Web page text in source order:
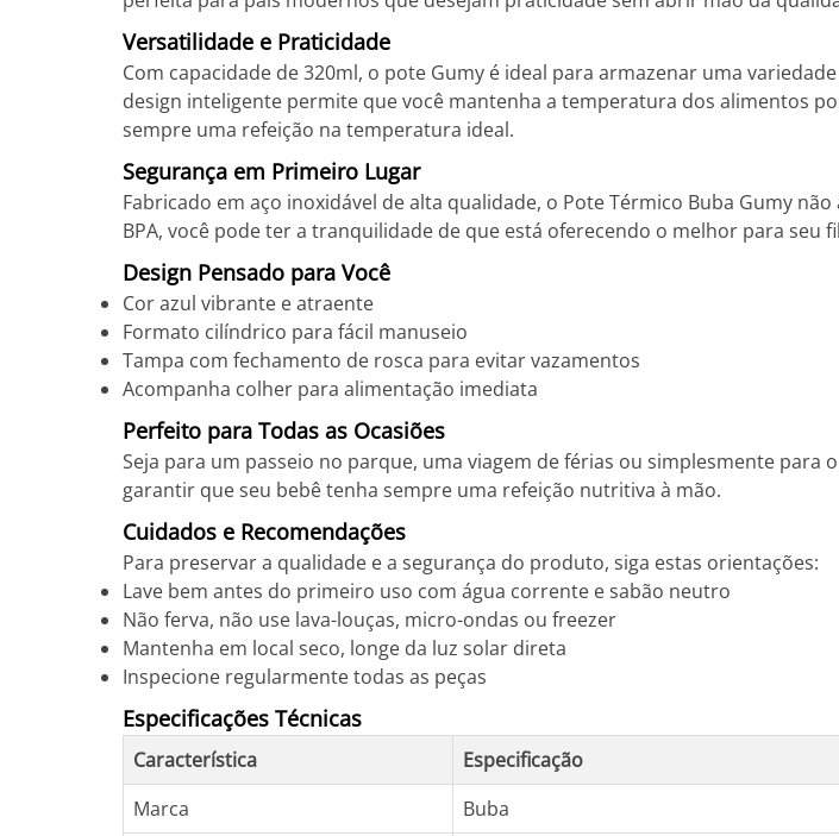
Versatilidade e Praticidade
Com capacidade de 320ml, o pote Gumy é ideal para armazenar uma
design inteligente permite que você mantenha a temperatura dos alimentos
sempre uma refeição na temperatura ideal.
Segurança em Primeiro Lugar
Fabricado em aço inoxidável de alta qualidade, o Pote Térmico Buba Gumy
BPA, você pode ter a tranquilidade de que está oferecendo o melhor para seu
Design Pensado para Você
Cor azul vibrante e atraente
Formato cilíndrico para fácil manuseio
Tampa com fechamento de rosca para evitar vazamentos
Acompanha colher para alimentação imediata
Perfeito para Todas as Ocasiões
Seja para um passeio no parque, uma viagem de férias ou simplesmente para
garantir que seu bebê tenha sempre uma refeição nutritiva à mão.
Cuidados e Recomendações
Para preservar a qualidade e a segurança do produto, siga estas orientações:
Lave bem antes do primeiro uso com água corrente e sabão neutro
Não ferva, não use lava-louças, micro-ondas ou freezer
Mantenha em local seco, longe da luz solar direta
Inspecione regularmente todas as peças
Especificações Técnicas
Característica
Especificação
Marca
Buba